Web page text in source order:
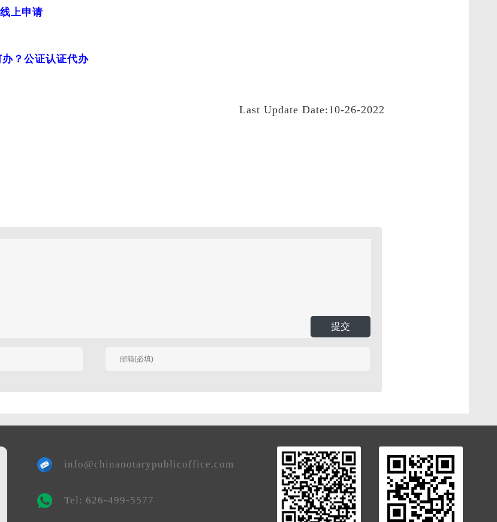
上申请
？公证认证代办
Last Update Date:10-26-2022
提交
info@chinanotarypublicoffice.com
Tel: 626-499-5577